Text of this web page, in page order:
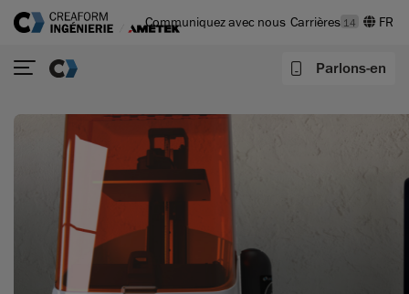
Communiquez avec nous Carrières 14
Parlons-en